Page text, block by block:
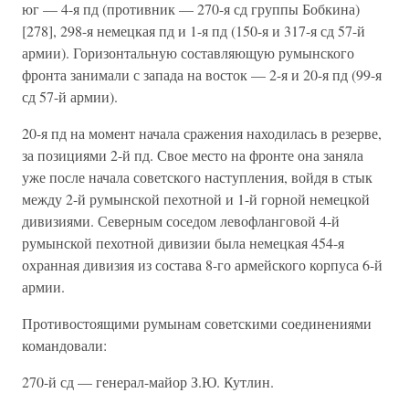
юг — 4-я пд (противник — 270-я сд группы Бобкина)
[278], 298-я немецкая пд и 1-я пд (150-я и 317-я сд 57-й
армии). Горизонтальную составляющую румынского
фронта занимали с запада на восток — 2-я и 20-я пд (99-я
сд 57-й армии).
20-я пд на момент начала сражения находилась в резерве,
за позициями 2-й пд. Свое место на фронте она заняла
уже после начала советского наступления, войдя в стык
между 2-й румынской пехотной и 1-й горной немецкой
дивизиями. Северным соседом левофланговой 4-й
румынской пехотной дивизии была немецкая 454-я
охранная дивизия из состава 8-го армейского корпуса 6-й
армии.
Противостоящими румынам советскими соединениями
командовали:
270-й сд — генерал-майор З.Ю. Кутлин.